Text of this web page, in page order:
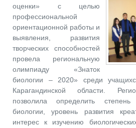
оценки» с целью
профессиональной
ориентационной работы и
выявления, развития
творческих способностей
провела региональную
олимпиаду «Знаток
биологии – 2020» среди
Карагандинской области.
позволила определить
биологии, уровень развития
интерес к изучению